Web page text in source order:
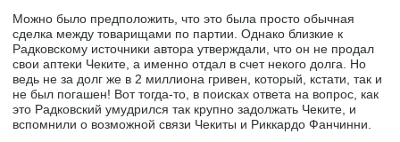
Можно было предположить, что это была просто обычная
сделка между товарищами по партии. Однако близкие к
Радковскому источники автора утверждали, что он не продал
свои аптеки Чеките, а именно отдал в счет некого долга. Но
ведь не за долг же в 2 миллиона гривен, который, кстати, так и
не был погашен! Вот тогда-то, в поисках ответа на вопрос, как
это Радковский умудрился так крупно задолжать Чеките, и
вспомнили о возможной связи Чекиты и Риккардо Фанчинни.